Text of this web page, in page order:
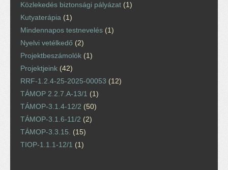
Közlekedés biztonsági pályázat (1)
Kutyaterápia (1)
Mindennapos testnevelés (1)
Nyelvi vetélkedő (2)
Projektbeszámolók (1)
Projektjeink (42)
RRF-1.2.4-25-2025-00053 (12)
TÁMOP 2.2.7.A-13/1 (1)
TÁMOP-3.1.4-12/2 (50)
TÁMOP-3.1.6-11/2 (2)
TÁMOP-3.3.15.
(15)
TIOP-1.1.1-12/1 (1)